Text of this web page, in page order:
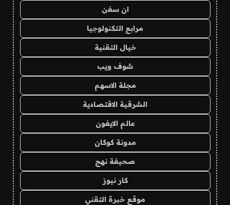
ان سفن
مرابع التكنولوجيا
خيال التقنية
شوف ويب
مجلة الاسهم
الشرقية الاقتصادية
عالم الايفون
مدونة كوكان
صحيفة نهج
كار نيوز
موقع خبرة التقني